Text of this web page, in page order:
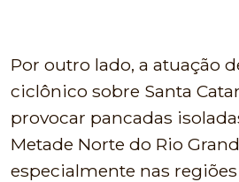
Por outro lado, a atuação
ciclônico sobre Santa
provocar pancadas
Metade Norte do Rio
especialmente nas